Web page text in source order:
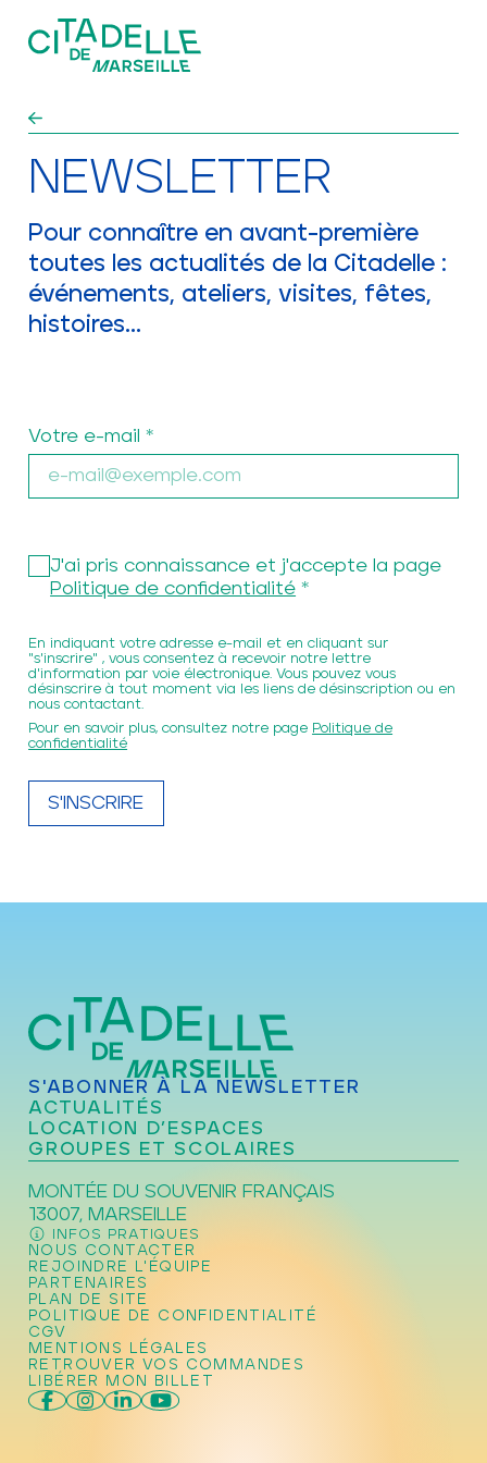
NEWSLETTER
Pour connaître en avant-première
toutes les actualités de la Citadelle :
événements, ateliers, visites, fêtes,
histoires...
Votre e-mail
J'ai pris connaissance et j'accepte la page
Politique de confidentialité
En indiquant votre adresse e-mail et en cliquant sur
"s'inscrire" , vous consentez à recevoir notre lettre
d'information par voie électronique. Vous pouvez vous
désinscrire à tout moment via les liens de désinscription ou en
nous contactant.
Pour en savoir plus, consultez notre page Politique de
confidentialité
S'ABONNER À LA NEWSLETTER
ACTUALITÉS
LOCATION D’ESPACES
GROUPES ET SCOLAIRES
MONTÉE DU SOUVENIR FRANÇAIS
13007, MARSEILLE
INFOS PRATIQUES
NOUS CONTACTER
REJOINDRE L'ÉQUIPE
PARTENAIRES
PLAN DE SITE
POLITIQUE DE CONFIDENTIALITÉ
CGV
MENTIONS LÉGALES
RETROUVER VOS COMMANDES
LIBÉRER MON BILLET
EXPLORER ET VISITER
UN TIERS-LIEU PATRIMONIAL
LE FORT ET SES
ACTUALITÉS
LOCATION D’ESPACES
GROUPES ET SCOLAIRES